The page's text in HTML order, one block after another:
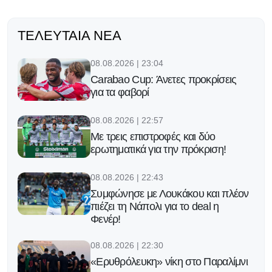
ΤΕΛΕΥΤΑΊΑ ΝΈΑ
08.08.2026 | 23:04
Carabao Cup: Άνετες προκρίσεις
για τα φαβορί
08.08.2026 | 22:57
Με τρεις επιστροφές και δύο
ερωτηματικά για την πρόκριση!
08.08.2026 | 22:43
Συμφώνησε με Λουκάκου και πλέον
πιέζει τη Νάπολι για το deal η
Φενέρ!
08.08.2026 | 22:30
«Ερυθρόλευκη» νίκη στο Παραλίμνι